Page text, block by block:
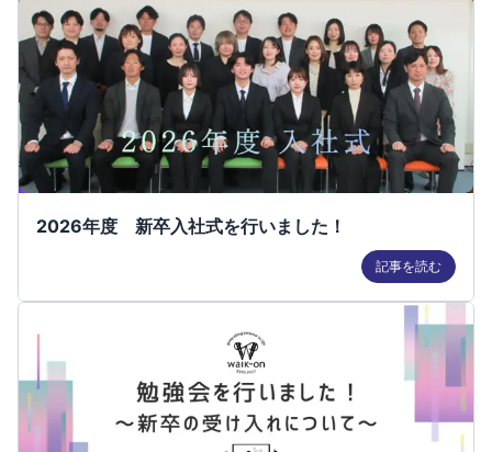
2026年度 新卒入社式を行いました！
記事を読む